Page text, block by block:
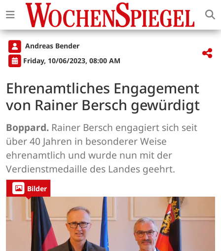
Andreas Bender
Friday, 10/06/2023, 08:00 AM
Ehrenamtliches Engagement
von Rainer Bersch gewürdigt
Boppard. Rainer Bersch engagiert sich seit
über 40 Jahren in besonderer Weise
ehrenamtlich und wurde nun mit der
Verdienstmedaille des Landes geehrt.
Bilder